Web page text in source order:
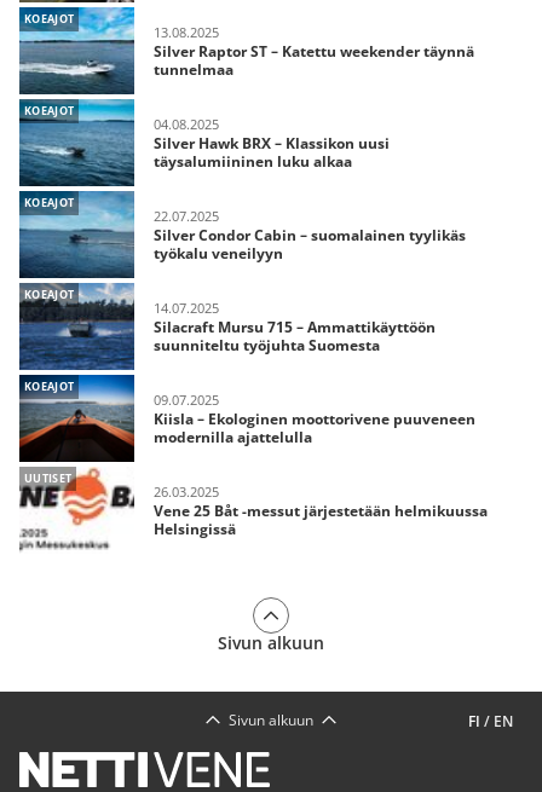
KOEAJOT
13.08.2025
Silver Raptor ST – Katettu weekender täynnä
tunnelmaa
KOEAJOT
04.08.2025
Silver Hawk BRX – Klassikon uusi
täysalumiininen luku alkaa
KOEAJOT
22.07.2025
Silver Condor Cabin – suomalainen tyylikäs
työkalu veneilyyn
KOEAJOT
14.07.2025
Silacraft Mursu 715 – Ammattikäyttöön
suunniteltu työjuhta Suomesta
KOEAJOT
09.07.2025
Kiisla – Ekologinen moottorivene puuveneen
modernilla ajattelulla
UUTISET
26.03.2025
Vene 25 Båt -messut järjestetään helmikuussa
Helsingissä
Sivun alkuun
FI / EN
Sivun alkuun